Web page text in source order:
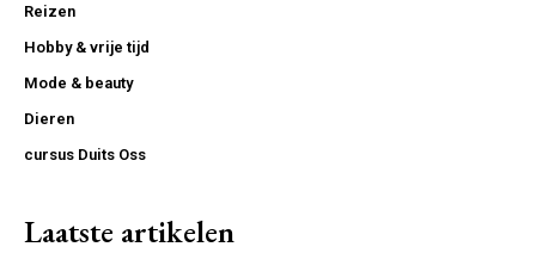
Reizen
Hobby & vrije tijd
Mode & beauty
Dieren
cursus Duits Oss
Laatste artikelen